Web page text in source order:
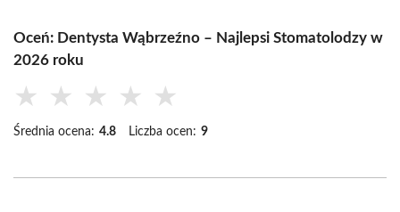
Oceń: Dentysta Wąbrzeźno – Najlepsi Stomatolodzy w
2026 roku
★ ★ ★ ★ ★
Średnia ocena: 4.8 Liczba ocen: 9